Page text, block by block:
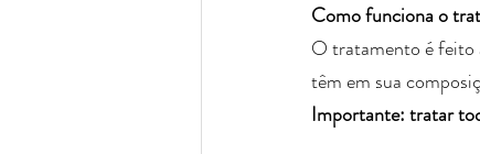
Como funciona o
O tratamento é feito
têm em sua
Importante: tratar